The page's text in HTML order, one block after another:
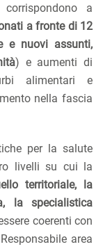
a
a fronte di 12
e nuovi assunti,
) e aumenti di
alimentari e
nella fascia
per la salute
livelli su cui la
territoriale, la
la specialistica
coerenti con
area